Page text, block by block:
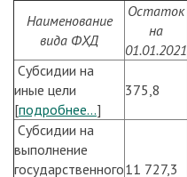
Наименование
вида ФХД
Остаток
на
01.01.2021
Субсидии на
иные цели
[подробнее...]
375,8
Субсидии на
выполнение
государственного11 727,3